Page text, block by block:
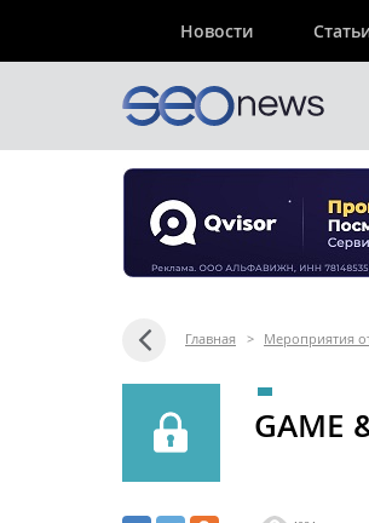
Новости
Главная > Мероприятия
GAME